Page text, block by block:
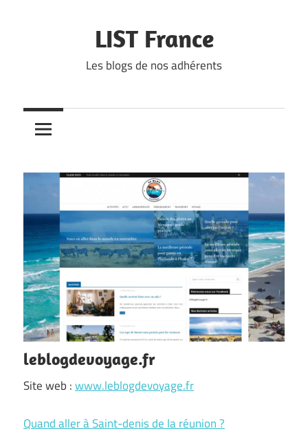
LIST France
Les blogs de nos adhérents
leblogdevoyage.fr
Site web :www.leblogdevoyage.fr
Quand aller à Saint-denis de la réunion ?